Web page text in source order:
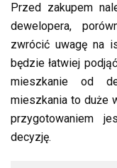
Przed zakupem
dewelopera,
zwrócić uwagę na
będzie łatwiej
mieszkanie od
mieszkania to duże
przygotowaniem
decyzję.